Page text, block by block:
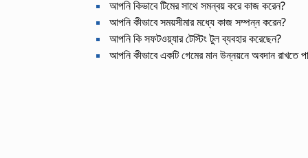
আপনি কিভাবে টিমের সাথে সমন্বয় করে কাজ করেন?
আপনি কীভাবে সময়সীমার মধ্যে কাজ সম্পন্ন করেন?
আপনি কি সফটওয়্যার টেস্টিং টুল ব্যবহার করেছেন?
আপনি কীভাবে একটি গেমের মান উন্নয়নে অবদান রাখতে